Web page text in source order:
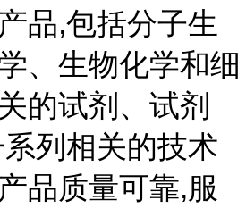
品,包括分子生
、生物化学和细
的试剂、试剂
列相关的技术
品质量可靠,服